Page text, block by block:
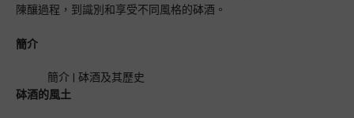
威士忌/氈酒大使課程
陳釀過程，到識別和享受不同風格的砵酒。
簡介
簡介 | 砵酒及其歷史
砵酒的風土